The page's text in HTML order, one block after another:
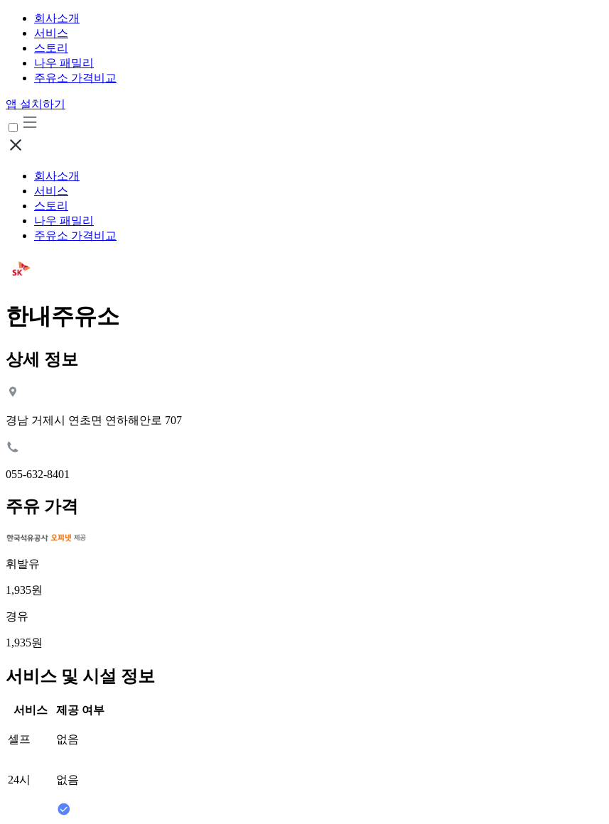
회사소개
서비스
스토리
나우 패밀리
주유소 가격비교
앱 설치하기
회사소개
서비스
스토리
나우 패밀리
주유소 가격비교
한내주유소
상세 정보
경남 거제시 연초면 연하해안로 707
055-632-8401
주유 가격
휘발유
1,935원
경유
1,935원
서비스 및 시설 정보
서비스 제공 여부
셀프 없음
24시 없음